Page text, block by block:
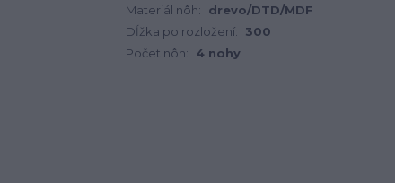
Materiál nôh:
drevo/DTD/MDF
Dĺžka po rozložení:
300
Počet nôh:
4 nohy